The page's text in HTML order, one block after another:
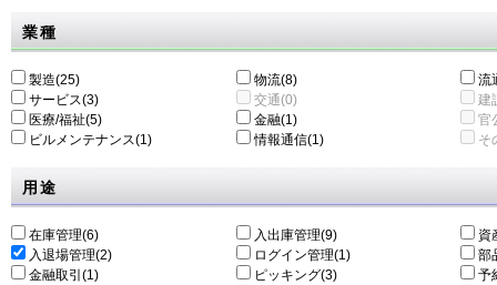
業種
製造(25) 物流(8)
流
サービス(3)
交通(0)
建
医療/福祉(5)
金融(1)
官
ビルメンテナンス(1)
情報通信(1) そ
用途
在庫管理(6) 入出庫管理(9)
資
入退場管理(2)
ログイン管理(1)
部
金融取引(1)
ピッキング(3)
予